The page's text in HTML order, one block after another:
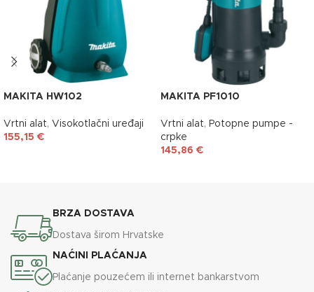
MAKITA HW102
Vrtni alat, Visokotlačni uređaji
155,15 €
MAKITA PF1010
Vrtni alat, Potopne pumpe -
crpke
145,86 €
BRZA DOSTAVA
Dostava širom Hrvatske
NAĆINI PLAĆANJA
Plaćanje pouzećem ili internet bankarstvom